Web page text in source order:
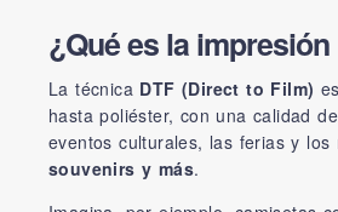
¿Qué es la
La técnica DTF (Direct to Film)
hasta poliéster, con una calidad
eventos culturales, las ferias y
souvenirs y más.